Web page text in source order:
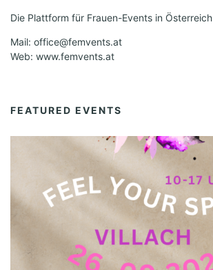
Die Plattform für Frauen-Events in Österreich
Mail: office@femvents.at
Web: www.femvents.at
FEATURED EVENTS